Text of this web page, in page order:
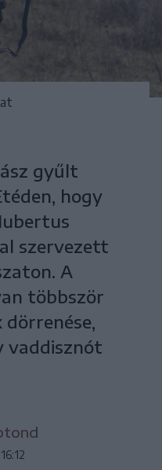
gyűlt
hogy
szervezett
A
többször
vaddisznót